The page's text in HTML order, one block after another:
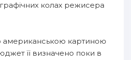
колах режисера
американською картиною
її визначено поки в